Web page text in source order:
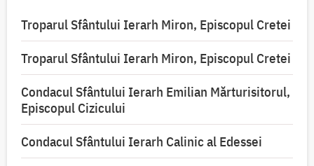
Troparul Sfântului Ierarh Miron, Episcopul Cretei
Troparul Sfântului Ierarh Miron, Episcopul Cretei
Condacul Sfântului Ierarh Emilian Mărturisitorul,
Episcopul Cizicului
Condacul Sfântului Ierarh Calinic al Edessei